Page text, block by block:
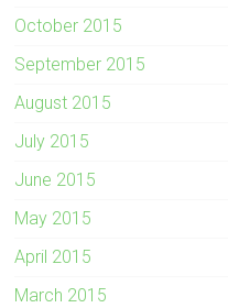
October 2015
September 2015
August 2015
July 2015
June 2015
May 2015
April 2015
March 2015